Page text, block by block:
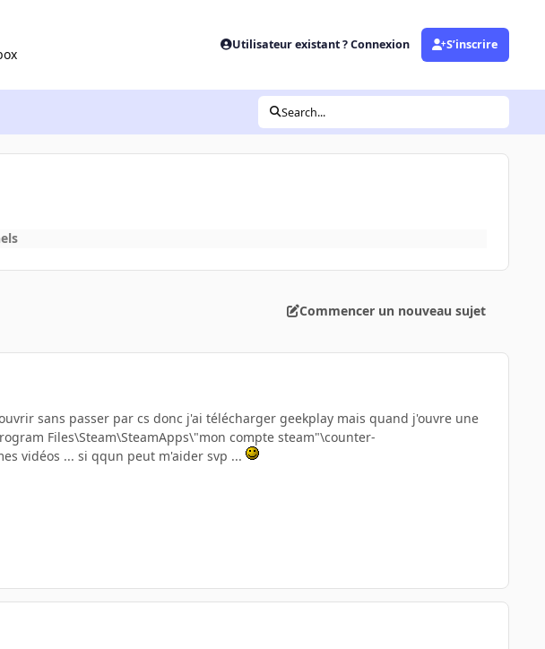
Utilisateur existant ? Connexion S’inscrire
Search...
Commencer un nouveau sujet
sans passer par cs donc j'ai télécharger geekplay mais quand j'ouvre une
Files\Steam\SteamApps\"mon compte steam"\counter-
vidéos ... si qqun peut m'aider svp ...